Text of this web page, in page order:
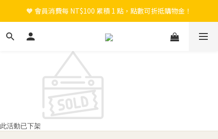
🎉 新會員註冊立即送 $200 購物金＋首購免運！
🧡 會員消費每 NT$100 累積 1 點，點數可折抵購物金！
🎉 新會員註冊立即送 $200 購物金＋首購免運！
此活動已下架